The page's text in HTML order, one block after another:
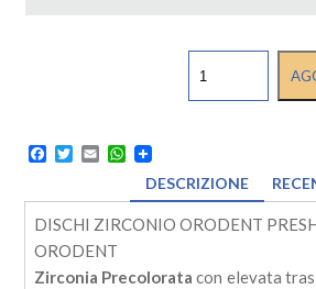
ZIRCONIO
ORODENT
1200
MPa
-
ORODENT
quantità
Facebook
TwitterEmailWhatsApp
DESCRIZIONE
DISCHI ZIRCONIO ORODENT
ORODENT
Zirconia Precolorata con elevata